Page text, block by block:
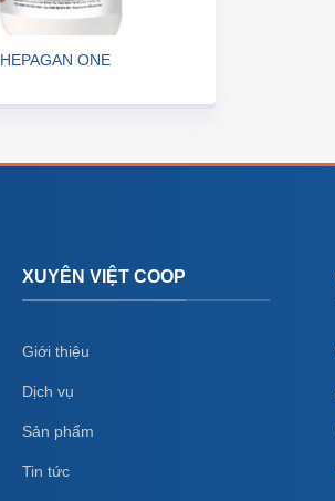
HEPAGAN ONE
XUYÊN VIỆT COOP
Giới thiệu
Dịch vụ
Sản phẩm
Tin tức